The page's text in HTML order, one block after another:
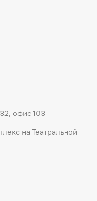
офис 103
на Театральной